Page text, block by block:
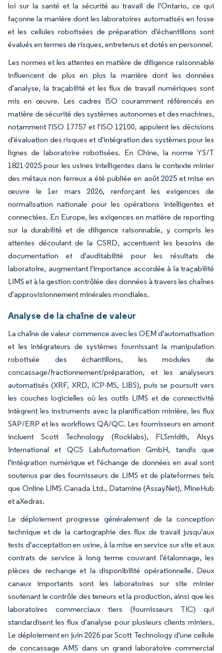
loi sur la santé et la sécurité au travail de l'Ontario, ce qui
façonne la manière dont les laboratoires automatisés en fosse
et les cellules robotisées de préparation d'échantillons sont
évalués en termes de risques, entretenus et dotés en personnel.
Les normes et les attentes en matière de diligence raisonnable
influencent de plus en plus la manière dont les données
d'analyse, la traçabilité et les flux de travail numériques sont
mis en œuvre. Les cadres ISO couramment référencés en
matière de sécurité des systèmes autonomes et des machines,
notamment l'ISO 17757 et l'ISO 12100, appuient les décisions
d'évaluation des risques et d'intégration des systèmes pour les
lignes de laboratoire robotisées. En Chine, la norme YS/T
1821-2025 pour les usines intelligentes dans le contexte minier
des métaux non ferreux a été publiée en août 2025 et mise en
œuvre le 1er mars 2026, renforçant les exigences de
normalisation nationale pour les opérations intelligentes et
connectées. En Europe, les exigences en matière de reporting
sur la durabilité et de diligence raisonnable, y compris les
attentes découlant de la CSRD, accentuent les besoins de
documentation et d'auditabilité pour les résultats de
laboratoire, augmentant l'importance accordée à la traçabilité
LIMS et à la gestion contrôlée des données à travers les chaînes
d'approvisionnement minérales mondiales.
Analyse de la chaîne de valeur
La chaîne de valeur commence avec les OEM d'automatisation
et les intégrateurs de systèmes fournissant la manipulation
robotisée des échantillons, les modules de
concassage/fractionnement/préparation, et les analyseurs
automatisés (XRF, XRD, ICP-MS, LIBS), puis se poursuit vers
les couches logicielles où les outils LIMS et de connectivité
intègrent les instruments avec la planification minière, les flux
SAP/ERP et les workflows QA/QC. Les fournisseurs en amont
incluent Scott Technology (Rocklabs), FLSmidth, Alsys
International et QCS LabAutomation GmbH, tandis que
l'intégration numérique et l'échange de données en aval sont
soutenus par des fournisseurs de LIMS et de plateformes tels
que Online LIMS Canada Ltd., Datamine (AssayNet), MineHub
et aXedras.
Le déploiement progresse généralement de la conception
technique et de la cartographie des flux de travail jusqu'aux
tests d'acceptation en usine, à la mise en service sur site et aux
contrats de service à long terme couvrant l'étalonnage, les
pièces de rechange et la disponibilité opérationnelle. Deux
canaux importants sont les laboratoires sur site minier
soutenant le contrôle des teneurs et la production, ainsi que les
laboratoires commerciaux tiers (fournisseurs TIC) qui
standardisent les flux d'analyse pour plusieurs clients miniers.
Le déploiement en juin 2026 par Scott Technology d'une cellule
de concassage AMS dans un grand laboratoire commercial